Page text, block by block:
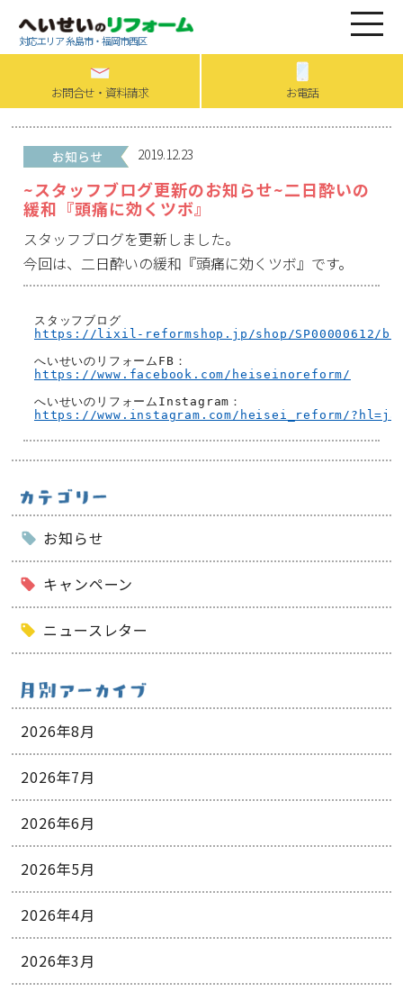
対応エリア 糸島市・福岡市西区
お問合せ・資料請求 お電話
2019.12.23
~スタッフブログ更新のお知らせ~二日酔いの
緩和『頭痛に効くツボ』
スタッフブログを更新しました。
今回は、二日酔いの緩和『頭痛に効くツボ』です。
https://lixil-reformshop.jp/shop/SP00000612/
https://www.facebook.com/heiseinoreform/
https://www.instagram.com/heisei_reform/?hl=ja
お知らせ
キャンペーン
ニュースレター
2026年8月
2026年7月
2026年6月
2026年5月
2026年4月
2026年3月